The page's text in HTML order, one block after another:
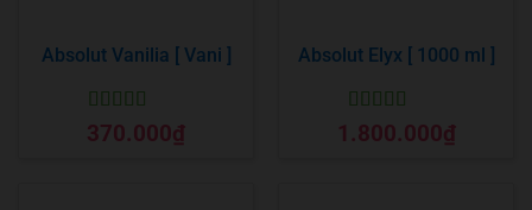
Absolut Vanilia [ Vani ]
Được xếp
hạng55 sao
370.000₫
Absolut Elyx [ 1000 ml ]
Được xếp
hạng55 sao
1.800.000₫